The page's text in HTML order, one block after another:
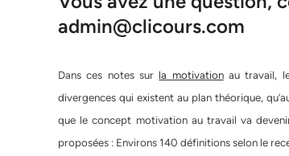
admin@clicours.com
Dans ces notes sur la motivationau travail,
divergences qui existent au plan théorique,
que le concept motivation au travail va
proposées : Environs 140 définitions selon le